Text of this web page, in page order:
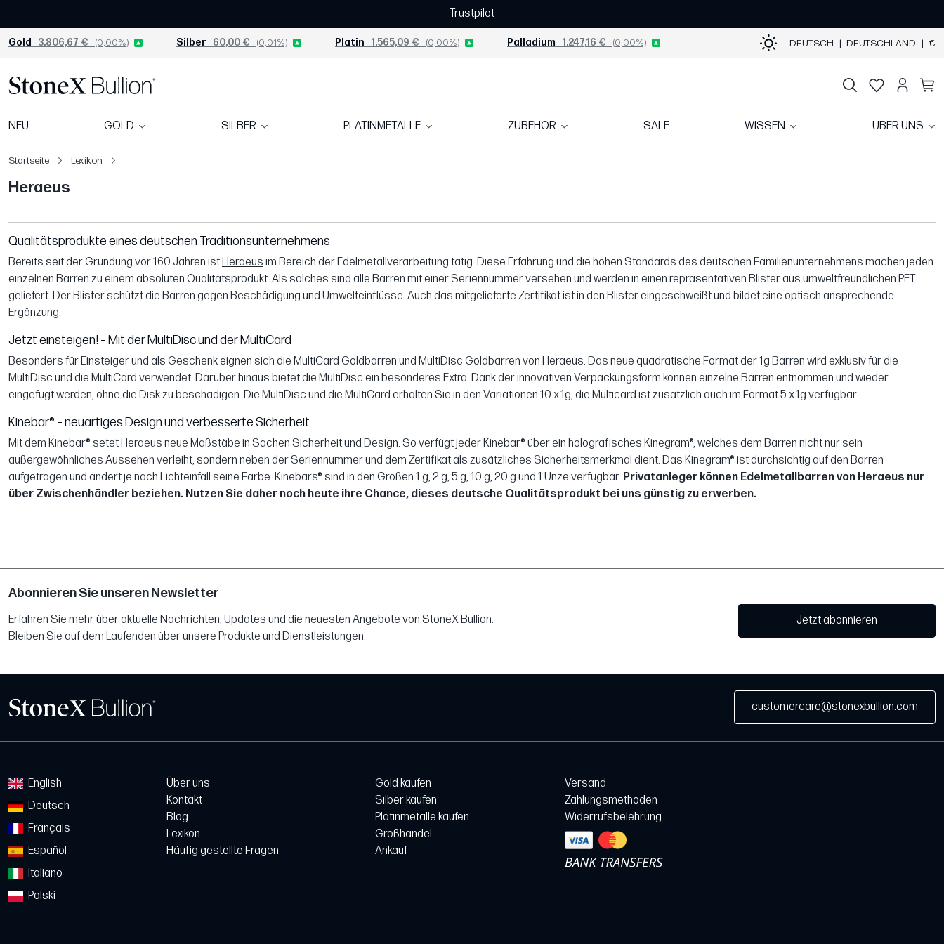
Trustpilot
Gold 3.806,67 € (0,00%) Silber 60,00 € (0,01%) Platin 1.565,09 € (0,00%) Palladium 1.247,16 € (0,00%) DEUTSCH | DEUTSCHLAND | €
NEU GOLD SILBER PLATINMETALLE ZUBEHÖR SALE WISSEN ÜBER UNS
Startseite Lexikon
Heraeus
Qualitätsprodukte eines deutschen Traditionsunternehmens
Bereits seit der Gründung vor 160 Jahren istHeraeus im Bereich der Edelmetallverarbeitung tätig. Diese Erfahrung und die hohen Standards des deutschen Familienunternehmens machen jeden
einzelnen Barren zu einem absoluten Qualitätsprodukt. Als solches sind alle Barren mit einer Seriennummer versehen und werden in einen repräsentativen Blister aus umweltfreundlichen PET
geliefert. Der Blister schützt die Barren gegen Beschädigung und Umwelteinflüsse. Auch das mitgelieferte Zertifikat ist in den Blister eingeschweißt und bildet eine optisch ansprechende
Ergänzung.
Jetzt einsteigen! – Mit der MultiDisc und der MultiCard
Besonders für Einsteiger und als Geschenk eignen sich die MultiCard Goldbarren und MultiDisc Goldbarren von Heraeus. Das neue quadratische Format der 1g Barren wird exklusiv für die
MultiDisc und die MultiCard verwendet. Darüber hinaus bietet die MultiDisc ein besonderes Extra. Dank der innovativen Verpackungsform können einzelne Barren entnommen und wieder
eingefügt werden, ohne die Disk zu beschädigen. Die MultiDisc und die MultiCard erhalten Sie in den Variationen 10 x 1g, die Multicard ist zusätzlich auch im Format 5 x 1g verfügbar.
Kinebar® – neuartiges Design und verbesserte Sicherheit
Mit dem Kinebar® setet Heraeus neue Maßstäbe in Sachen Sicherheit und Design. So verfügt jeder Kinebar® über ein holografisches Kinegram®, welches dem Barren nicht nur sein
außergewöhnliches Aussehen verleiht, sondern neben der Seriennummer und dem Zertifikat als zusätzliches Sicherheitsmerkmal dient. Das Kinegram® ist durchsichtig auf den Barren
aufgetragen und ändert je nach Lichteinfall seine Farbe. Kinebars® sind in den Größen 1 g, 2 g, 5 g, 10 g, 20 g und 1 Unze verfügbar. Privatanleger können Edelmetallbarren von Heraeus nur
über Zwischenhändler beziehen. Nutzen Sie daher noch heute ihre Chance, dieses deutsche Qualitätsprodukt bei uns günstig zu erwerben.
Abonnieren Sie unseren Newsletter
Erfahren Sie mehr über aktuelle Nachrichten, Updates und die neuesten Angebote von StoneX Bullion.
Bleiben Sie auf dem Laufenden über unsere Produkte und Dienstleistungen.
Jetzt abonnieren
customercare@stonexbullion.com
English
Deutsch
Français
Español
Italiano
Polski
Über uns
Kontakt
Blog
Lexikon
Häufig gestellte Fragen
Gold kaufen
Silber kaufen
Platinmetalle kaufen
Großhandel
Ankauf
Versand
Zahlungsmethoden
Widerrufsbelehrung